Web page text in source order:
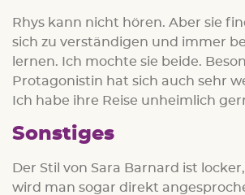
Rhys kann nicht hören. Aber sie
sich zu verständigen und immer
lernen. Ich mochte sie beide.
Protagonistin hat sich auch sehr
Ich habe ihre Reise unheimlich
Sonstiges
Der Stil von Sara Barnard ist
wird man sogar direkt